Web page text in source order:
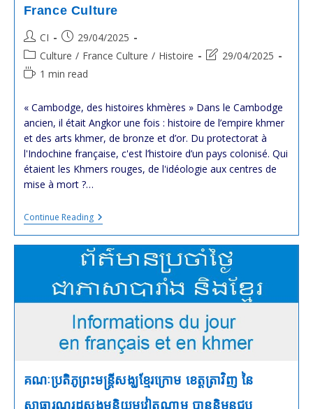
De
La
France Culture
Post
author:
CI
Post
published:
29/04/2025
Post
category:
Culture / France Culture / Histoire
Post29/04/2025
Reading1 min read
« Cambodge, des histoires khmères » Dans le Cambodge
ancien, il était Angkor une fois : histoire de l’empire khmer
et des arts khmer, de bronze et d’or. Du protectorat à
l'Indochine française, c'est l’histoire d’un pays colonisé. Qui
étaient les Khmers rouges, de l'idéologie aux centres de
mise à mort ?…
Continue ReadingCambodge,
Des
Histoires
Khmères
:
Épisodes
À
Écouter
En
Podcast
Sur
France
គណៈប្រតិភូព្រះមន្រ្តីសង្ឃខ្មែរក្រោម ខេត្តត្រាវិញ នៃ
សាធារណរដ្ឋសង្គមនិយមវៀតណាម បាននិមន្តជួប